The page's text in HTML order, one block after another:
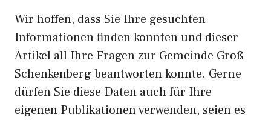
Wir hoffen, dass Sie Ihre gesuchten
Informationen finden konnten und dieser
Artikel all Ihre Fragen zur Gemeinde Groß
Schenkenberg beantworten konnte. Gerne
dürfen Sie diese Daten auch für Ihre
eigenen Publikationen verwenden, seien es